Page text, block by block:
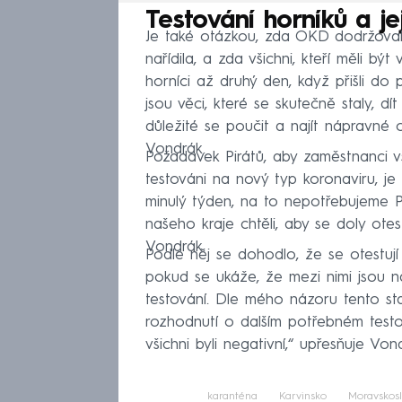
Testování horníků a
Je také otázkou, zda OKD
nařídila, a zda všichni, kteří měli být
horníci až druhý den, když přišli do
jsou věci, které se skutečně staly,
důležité se poučit a najít nápravné
Vondrák.
Požadavek Pirátů, aby
testováni na nový typ koronaviru, je
minulý týden, na to nepotřebujeme
našeho kraje chtěli, aby se doly
Vondrák.
Podle něj se dohodlo, že se
pokud se ukáže, že mezi nimi jsou
testování. Dle mého názoru tento
rozhodnutí o dalším potřebném
všichni byli negativní,“ upřesňuje
karanténa Karvinsko